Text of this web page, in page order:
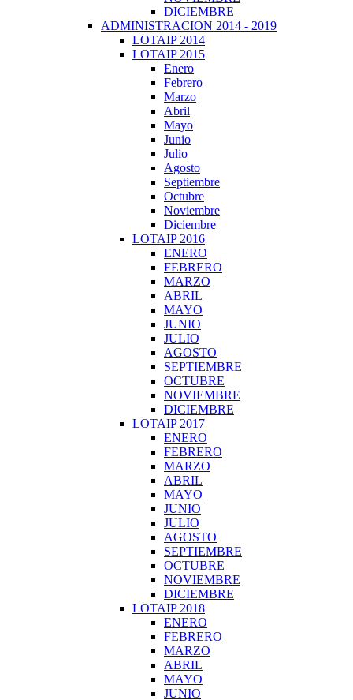
DICIEMBRE
ADMINISTRACION 2014 - 2019
LOTAIP 2014
LOTAIP 2015
Enero
Febrero
Marzo
Abril
Mayo
Junio
Julio
Agosto
Septiembre
Octubre
Noviembre
Diciembre
LOTAIP 2016
ENERO
FEBRERO
MARZO
ABRIL
MAYO
JUNIO
JULIO
AGOSTO
SEPTIEMBRE
OCTUBRE
NOVIEMBRE
DICIEMBRE
LOTAIP 2017
ENERO
FEBRERO
MARZO
ABRIL
MAYO
JUNIO
JULIO
AGOSTO
SEPTIEMBRE
OCTUBRE
NOVIEMBRE
DICIEMBRE
LOTAIP 2018
ENERO
FEBRERO
MARZO
ABRIL
MAYO
JUNIO